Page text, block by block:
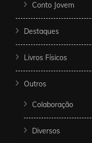
Conto Jovem
Destaques
Livros Físicos
Outros
Colaboração
Diversos